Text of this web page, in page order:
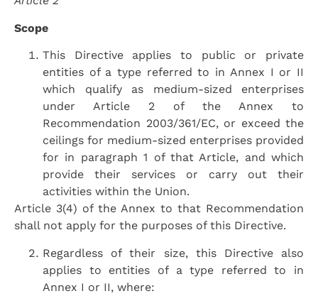
Scope
This Directive applies to public or private
entities of a type referred to in Annex I or II
which qualify as medium-sized enterprises
under Article 2 of the Annex to
Recommendation 2003/361/EC, or exceed the
ceilings for medium-sized enterprises provided
for in paragraph 1 of that Article, and which
provide their services or carry out their
activities within the Union.
Article 3(4) of the Annex to that Recommendation
shall not apply for the purposes of this Directive.
Regardless of their size, this Directive also
applies to entities of a type referred to in
Annex I or II, where: